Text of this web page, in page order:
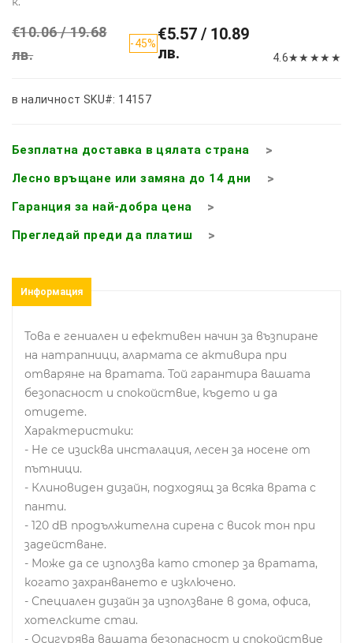
€10.06 / 19.68
лв.
-45%€5.57 / 10.89
лв.
4.6★★ ★★ ★
в наличност SKU#: 14157
Безплатна доставка в цялата страна
Лесно връщане или замяна до 14 дни
Гаранция за най-добра цена
Прегледай преди да платиш
Информация
Това е гениален и ефективен начин за възпиране
на натрапници, алармата се активира при
отваряне на вратата. Той гарантира вашата
безопасност и спокойствие, където и да
отидете.
Характеристики:
- Не се изисква инсталация, лесен за носене от
пътници.
- Клиновиден дизайн, подходящ за всяка врата с
панти.
- 120 dB продължителна сирена с висок тон при
задействане.
- Може да се използва като стопер за вратата,
когато захранването е изключено.
- Специален дизайн за използване в дома, офиса,
хотелските стаи.
- Осигурява вашата безопасност и спокойствие